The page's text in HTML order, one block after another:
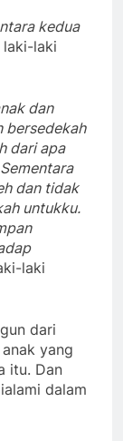
kedua
laki-laki
dan
bersedekah
dari apa
dan tidak
untukku.
laki
dari
yang
itu. Dan
dalam